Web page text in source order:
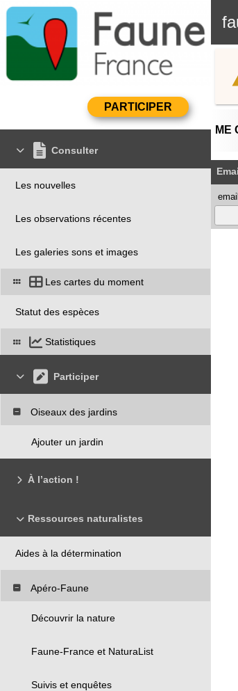
Consulter
Les nouvelles
Les observations récentes
Les galeries sons et images
Les cartes du moment
Statut des espèces
Statistiques
Participer
Oiseaux des jardins
Ajouter un jardin
À l’action !
Ressources naturalistes
Aides à la détermination
Apéro-Faune
Découvrir la nature
Faune-France et NaturaList
Suivis et enquêtes
ME